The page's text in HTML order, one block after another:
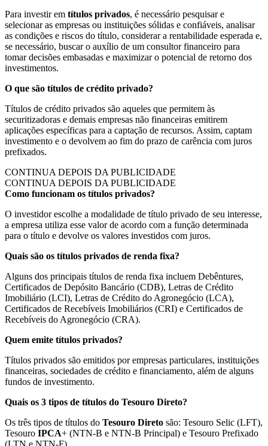
Para investir em títulos privados, é necessário pesquisar e
selecionar as empresas ou instituições sólidas e confiáveis, analisar
as condições e riscos do título, considerar a rentabilidade esperada e,
se necessário, buscar o auxílio de um consultor financeiro para
tomar decisões embasadas e maximizar o potencial de retorno dos
investimentos.
O que são títulos de crédito privado?
Títulos de crédito privados são aqueles que permitem às
securitizadoras e demais empresas não financeiras emitirem
aplicações específicas para a captação de recursos. Assim, captam
investimento e o devolvem ao fim do prazo de carência com juros
prefixados.
CONTINUA DEPOIS DA PUBLICIDADE
CONTINUA DEPOIS DA PUBLICIDADE
Como funcionam os títulos privados?
O investidor escolhe a modalidade de título privado de seu interesse,
a empresa utiliza esse valor de acordo com a função determinada
para o título e devolve os valores investidos com juros.
Quais são os títulos privados de renda fixa?
Alguns dos principais títulos de renda fixa incluem Debêntures,
Certificados de Depósito Bancário (CDB), Letras de Crédito
Imobiliário (LCI), Letras de Crédito do Agronegócio (LCA),
Certificados de Recebíveis Imobiliários (CRI) e Certificados de
Recebíveis do Agronegócio (CRA).
Quem emite títulos privados?
Títulos privados são emitidos por empresas particulares, instituições
financeiras, sociedades de crédito e financiamento, além de alguns
fundos de investimento.
Quais os 3 tipos de títulos do Tesouro Direto?
Os três tipos de títulos do Tesouro Direto são: Tesouro Selic (LFT),
Tesouro IPCA+ (NTN-B e NTN-B Principal) e Tesouro Prefixado